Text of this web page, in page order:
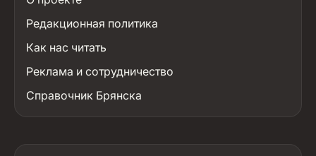
Редакционная политика
Как нас читать
Реклама и сотрудничество
Справочник Брянска